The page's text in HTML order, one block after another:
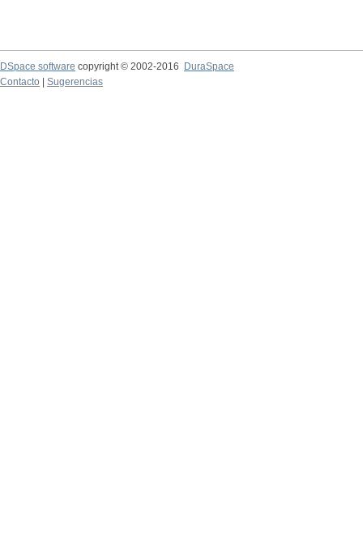
DSpace software copyright © 2002-2016
DuraSpace
Contacto
Sugerencias